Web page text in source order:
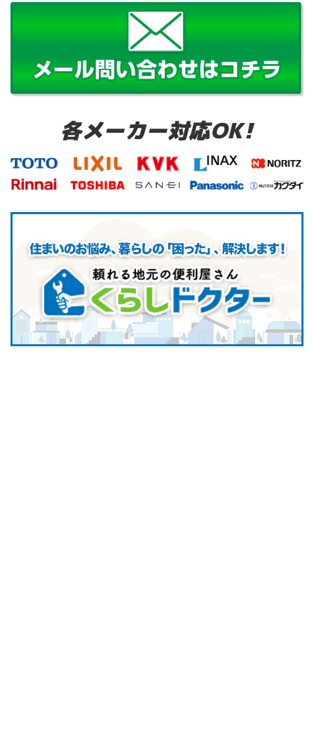
各メーカー対応OK!